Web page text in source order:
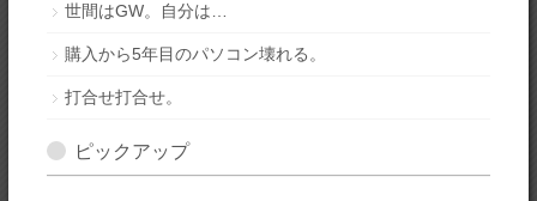
世間はGW。自分は…
購入から5年目のパソコン壊れる。
打合せ打合せ。
ピックアップ